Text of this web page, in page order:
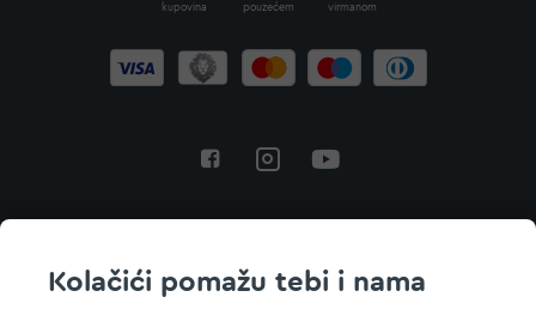
Kolačići pomažu tebi i nama
kupovina
pouzećem
virmanom